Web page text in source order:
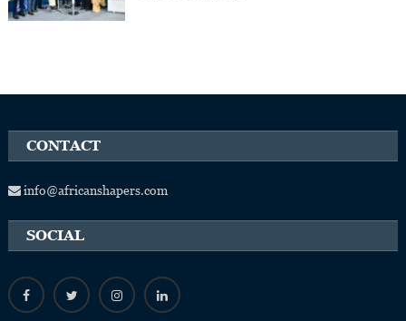
CONTACT
info@africanshapers.com
SOCIAL